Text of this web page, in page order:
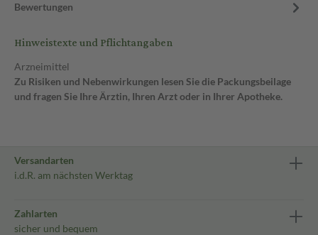
Bewertungen
Hinweistexte und Pflichtangaben
Arzneimittel
Zu Risiken und Nebenwirkungen lesen Sie die Packungsbeilage
und fragen Sie Ihre Ärztin, Ihren Arzt oder in Ihrer Apotheke.
Versandarten
i.d.R. am nächsten Werktag
Zahlarten
sicher und bequem